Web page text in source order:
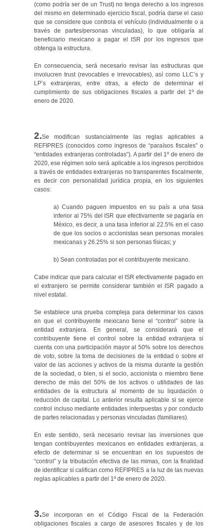
(como podría ser de un Trust) no tenga derecho a los ingresos
del mismo en determinado ejercicio fiscal, podría darse el caso
que se considere que controla el vehículo (individualmente o a
través de partes/personas vinculadas), lo que obligaría al
beneficiario mexicano a pagar el ISR por los ingresos que
obtenga la estructura.
En consecuencia, será necesario revisar las estructuras que
involucren trust (revocables e irrevocables), así como LLC’s y
LP’s extranjeras, entre otras, a efecto de determinar el
cumplimiento de sus obligaciones fiscales a partir del 1º de
enero de 2020.
2.Se modifican sustancialmente las reglas aplicables a
REFIPRES (conocidos como ingresos de “paraísos fiscales” o
“entidades extranjeras controladas”). A partir del 1º de enero de
2020, ese régimen solo será aplicable a los ingresos percibidos
a través de entidades extranjeras no transparentes fiscalmente,
es decir con personalidad jurídica propia, en los siguientes
casos:
a) Cuando paguen impuestos en su país a una tasa
inferior al 75% del ISR que efectivamente se pagaría en
México, es decir, a una tasa inferior al 22.5% en el caso
de que los socios o accionistas sean personas morales
mexicanas y 26.25% si son personas físicas; y
b) Sean controladas por el contribuyente mexicano.
Cabe indicar que para calcular el ISR efectivamente pagado en
el extranjero se permite considerar también el ISR pagado a
nivel estatal.
Se establece una prueba compleja para determinar los casos
en que el contribuyente mexicano tiene el “control” sobre la
entidad extranjera. En general, se considerará que el
contribuyente tiene el control sobre la entidad extranjera si
cuenta con una participación mayor al 50% sobre los derechos
de voto, sobre la toma de decisiones de la entidad o sobre el
valor de las acciones y activos de la misma durante la gestión
de la sociedad, o bien, si el socio, accionista o miembro tiene
derecho de más del 50% de los activos o utilidades de las
entidades de la estructura al momento de su liquidación o
reducción de capital. Lo anterior resulta aplicable si se ejerce
control incluso mediante entidades interpuestas y por conducto
de partes relacionadas y personas vinculadas (familiares).
En este sentido, será necesario revisar las inversiones que
tengan contribuyentes mexicanos en entidades extranjeras, a
efecto de determinar si se encuentran en los supuestos de
“control” y la tributación efectiva de las mimas, con la finalidad
de identificar si califican como REFIPRES a la luz de las nuevas
reglas aplicables a partir del 1º de enero de 2020.
3.Se incorporan en el Código Fiscal de la Federación
obligaciones fiscales a cargo de asesores fiscales y de los